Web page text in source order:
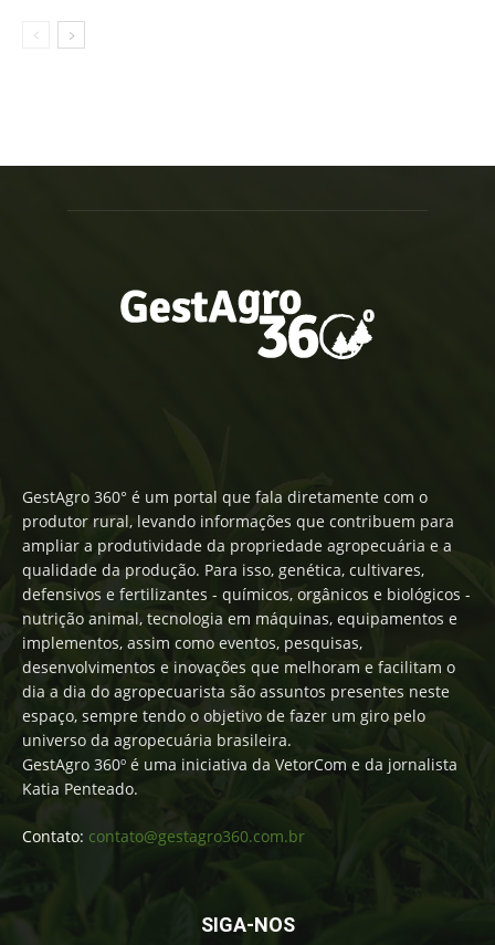
GestAgro 360° é um portal que fala diretamente com o
produtor rural, levando informações que contribuem para
ampliar a produtividade da propriedade agropecuária e a
qualidade da produção. Para isso, genética, cultivares,
defensivos e fertilizantes - químicos, orgânicos e biológicos -
nutrição animal, tecnologia em máquinas, equipamentos e
implementos, assim como eventos, pesquisas,
desenvolvimentos e inovações que melhoram e facilitam o
dia a dia do agropecuarista são assuntos presentes neste
espaço, sempre tendo o objetivo de fazer um giro pelo
universo da agropecuária brasileira.
GestAgro 360º é uma iniciativa da VetorCom e da jornalista
Katia Penteado.
Contato: contato@gestagro360.com.br
SIGA-NOS